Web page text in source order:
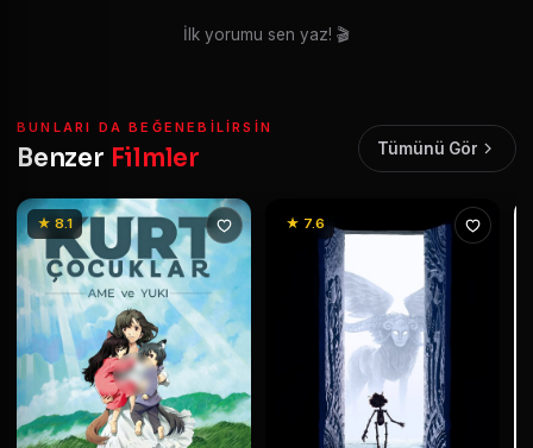
İlk yorumu sen yaz! 🎬
BUNLARI DA BEĞENEBILIRSIN
Benzer Filmler Tümünü Gör
★ 8.1 ★ 7.6